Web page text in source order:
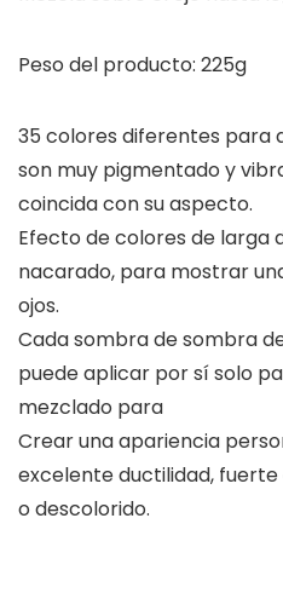
Peso del producto: 225g
35 colores diferentes para
son muy pigmentado y
coincida con su aspecto.
Efecto de colores de larga
nacarado, para mostrar
ojos.
Cada sombra de sombra
puede aplicar por sí solo
mezclado para
Crear una apariencia
excelente ductilidad,
o descolorido.